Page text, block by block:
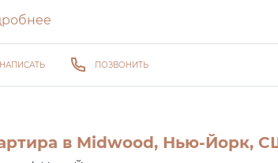
НАПИСАТЬ ПОЗВОНИТЬ
в Midwood, Нью-Йорк,